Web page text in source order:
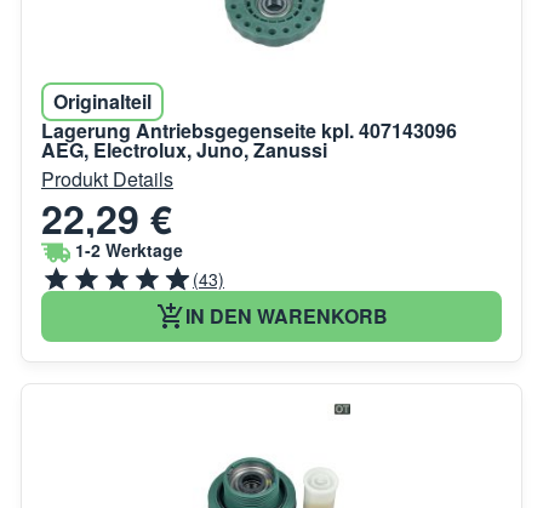
Originalteil
Lagerung Antriebsgegenseite kpl. 407143096
AEG, Electrolux, Juno, Zanussi
Produkt Details
22,29 €
1-2 Werktage
(43)
IN DEN WARENKORB